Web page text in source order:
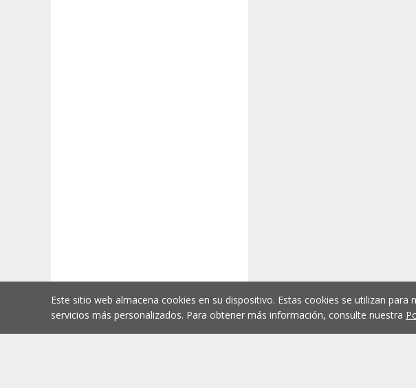
Este sitio web almacena cookies en su dispositivo. Estas cookies se utilizan para
servicios más personalizados. Para obtener más información, consulte nuestra